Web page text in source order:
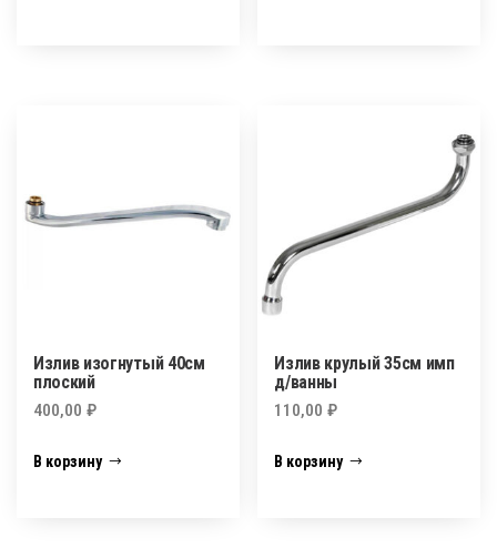
Излив изогнутый 40см
плоский
400,00 ₽
В корзину
Излив крулый 35см имп
д/ванны
110,00₽
В корзину